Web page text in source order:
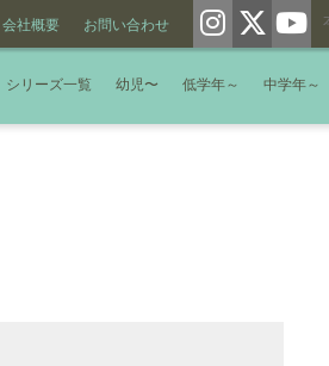
会社概要 お問い合わせ
シリーズ一覧 幼児〜 低学年～ 中学年～